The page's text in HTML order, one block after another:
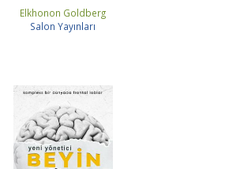
Elkhonon Goldberg
Salon Yayınları